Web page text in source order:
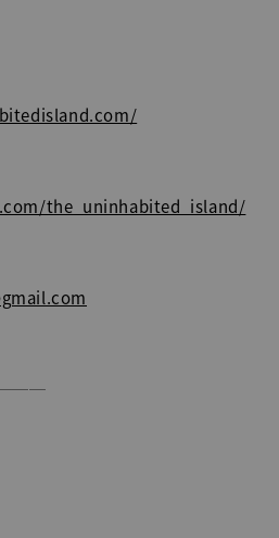
the_uninhabited_island/